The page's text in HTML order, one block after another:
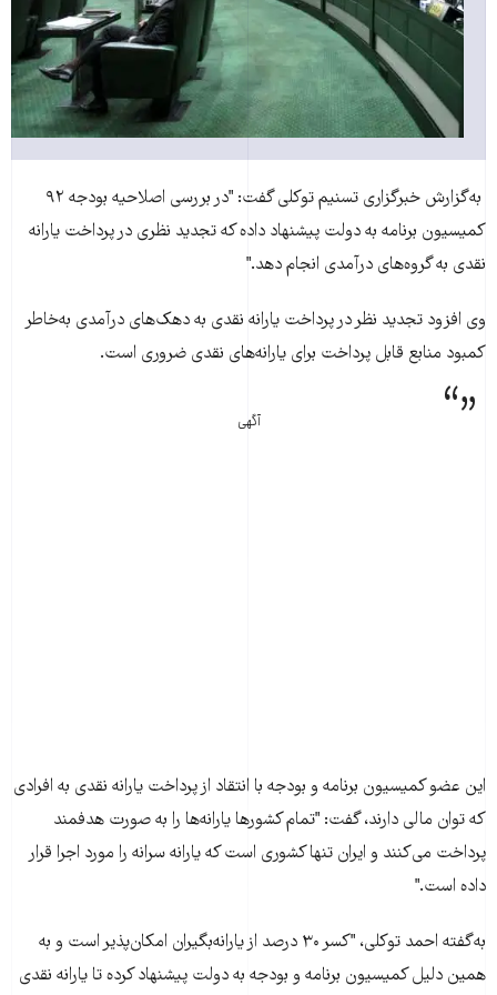
به‌گزارش خبرگزاری تسنيم توکلی گفت: "در بررسی اصلاحيه بودجه ۹۲
کميسيون برنامه به دولت پيشنهاد داده که تجديد نظری در پرداخت يارانه
نقدی به گروه‌های درآمدی انجام دهد."
وی افزود تجديد نظر در پرداخت يارانه نقدی به دهک‌های درآمدی به‌خاطر
کمبود منابع قابل پرداخت برای يارانه‌های نقدی ضروری است.
آگهی
اين عضو کميسيون برنامه و بودجه با انتقاد از پرداخت يارانه نقدی به افرادی
که توان مالی دارند، گفت: "تمام کشورها يارانه‌ها را به صورت هدفمند
پرداخت می‌کنند و ايران تنها کشوری است که يارانه سرانه را مورد اجرا قرار
داده است."
به‌گفته احمد توکلی، "کسر ۳۰ درصد از يارانه‌بگيران امکان‌پذير است و به
همين دليل کميسيون برنامه و بودجه به دولت پيشنهاد کرده تا يارانه نقدی